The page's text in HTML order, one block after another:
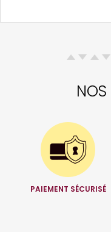
NOS
PAIEMENT SÉCURISÉ